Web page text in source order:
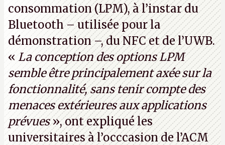
consommation (LPM), à l’instar du
Bluetooth – utilisée pour la
démonstration –, du NFC et de l’UWB.
« La conception des options LPM
semble être principalement axée sur la
fonctionnalité, sans tenir compte des
menaces extérieures aux applications
prévues», ont expliqué les
universitaires à l’occcasion de l’ACM